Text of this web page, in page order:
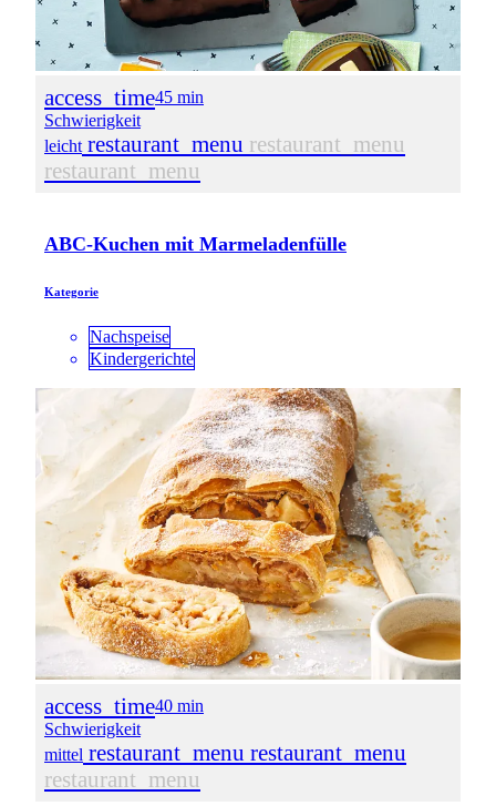
access_time45 min
Schwierigkeit
leicht restaurant_menu restaurant_menu
restaurant_menu
ABC-Kuchen mit Marmeladenfülle
Kategorie
Nachspeise
Kindergerichte
access_time40 min
Schwierigkeit
mittel restaurant_menu restaurant_menu
restaurant_menu